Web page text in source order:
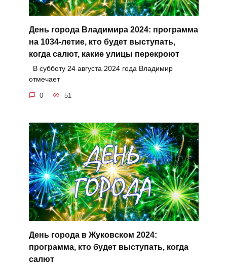
День города Владимира 2024: программа
на 1034-летие, кто будет выступать,
когда салют, какие улицы перекроют
В субботу 24 августа 2024 года Владимир
отмечает
0 51
День города в Жуковском 2024:
программа, кто будет выступать, когда
салют